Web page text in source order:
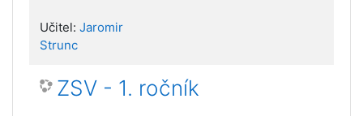
Učitel: Jaromir
Strunc
ZSV - 1. ročník